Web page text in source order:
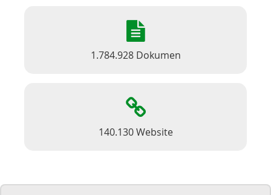
1.784.928 Dokumen
140.130 Website